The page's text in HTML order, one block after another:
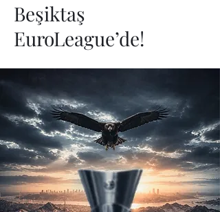
Beşiktaş
EuroLeague’de!